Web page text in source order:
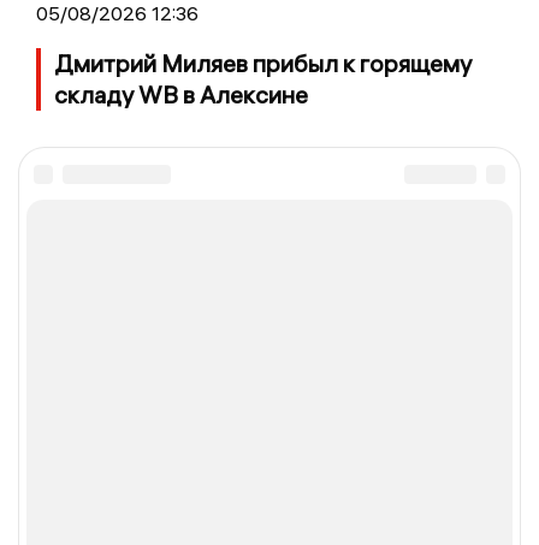
05/08/2026 12:36
Дмитрий Миляев прибыл к горящему
складу WB в Алексине